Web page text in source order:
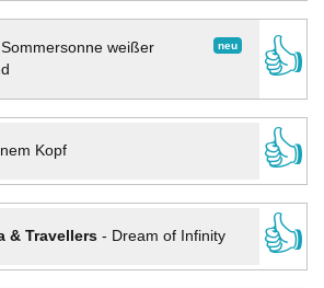
neu
Sommersonne weißer
👍
Kopf
👍
& Travellers- Dream of Infinity
👍